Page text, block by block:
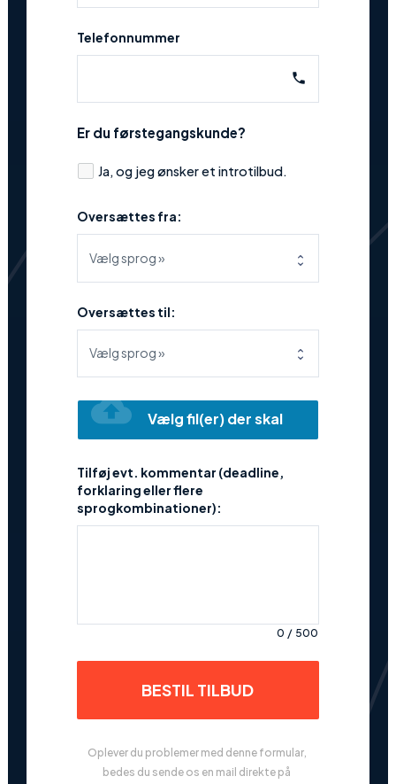
Telefonnummer
phone
Er du førstegangskunde?
Ja, og jeg ønsker et introtilbud.
Oversættes fra:
Oversættes til:
cloud_upload
Vælg fil(er) der skal
Tilføj evt. kommentar (deadline,
forklaring eller flere
sprogkombinationer):
0 / 500
BESTIL TILBUD
Oplever du problemer med denne formular,